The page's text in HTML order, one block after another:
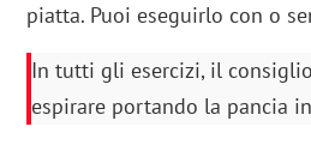
piatta. Puoi eseguirlo con o
In tutti gli esercizi, il
espirare portando la pancia